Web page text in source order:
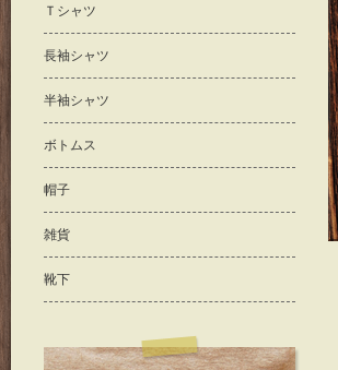
Ｔシャツ
長袖シャツ
半袖シャツ
ボトムス
帽子
雑貨
靴下